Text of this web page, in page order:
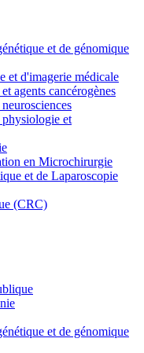
et de génomique
et d'imagerie médicale
agents cancérogènes
et
en Microchirurgie
et de Laparoscopie
(CRC)
et de génomique